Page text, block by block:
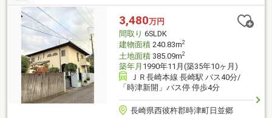
3,480万円
間取り 6SLDK
建物面積240.83m2
土地面積385.09m2
築年月 1990年11月(築35年10ヶ月)
ＪＲ長崎本線 長崎駅 バス40分/
「時津新開」バス停 停歩4分
長崎県西彼杵郡時津町日並郷